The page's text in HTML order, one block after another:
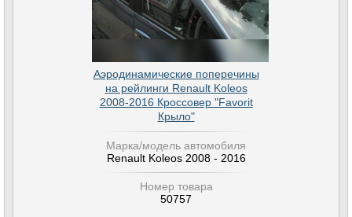
Аэродинамические поперечины
на рейлинги Renault Koleos
2008-2016 Кроссовер "Favorit
Крыло"
Марка/модель автомобиля
Renault Koleos 2008 - 2016
Номер товара
50757